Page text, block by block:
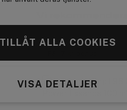
TILLÅT ALLA COOKIES
VISA DETALJER